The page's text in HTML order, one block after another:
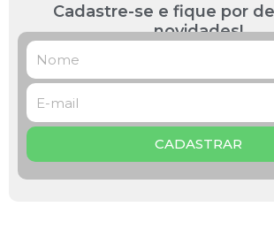
Cadastre-se e fique por
novidades!
CADASTRAR